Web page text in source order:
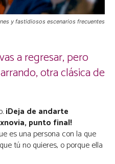
y fastidiosos escenarios frecuentes
a regresar, pero
otra clásica de
¡Deja de andarte
punto final!
es una persona con la que
tú no quieres, o porque ella